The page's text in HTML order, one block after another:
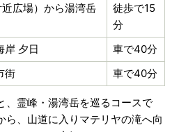
広場）から湯湾岳
徒歩で15
分
岸 夕日
車で40分
街
車で40分
、霊峰・湯湾岳を巡るコースで
ら、山道に入りマテリヤの滝へ向